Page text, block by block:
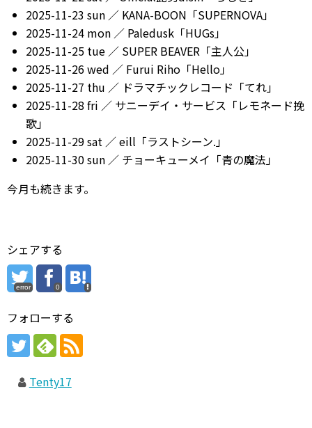
2025-11-23 sun ／ KANA-BOON「SUPERNOVA」
2025-11-24 mon ／ Paledusk「HUGs」
2025-11-25 tue ／ SUPER BEAVER「主人公」
2025-11-26 wed ／ Furui Riho「Hello」
2025-11-27 thu ／ ドラマチックレコード「てれ」
2025-11-28 fri ／ サニーデイ・サービス「レモネード挽
歌」
2025-11-29 sat ／ eill「ラストシーン.」
2025-11-30 sun ／ チョーキューメイ「青の魔法」
今月も続きます。
シェアする
error 0
フォローする
Tenty17